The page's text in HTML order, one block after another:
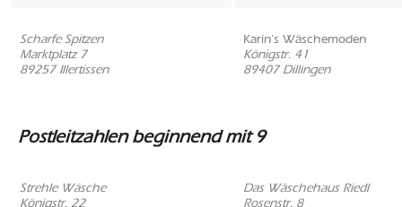
Scharfe Spitzen
Marktplatz 7
89257 Illertissen
Karin's Wäschemoden
Königstr. 41
89407 Dillingen
Postleitzahlen beginnend mit 9
Strehle Wäsche
Königstr. 22
Das Wäschehaus Riedl
Rosenstr. 8